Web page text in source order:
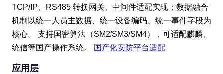
TCP/IP、RS485 转换网关、中间件适配实现；数据融合
机制以统一人员主数据、统一设备编码、统一事件字段为
核心。 支持国密算法（SM2/SM3/SM4），可适配麒麟、
统信等国产操作系统。
国产化安防平台适配
应用层